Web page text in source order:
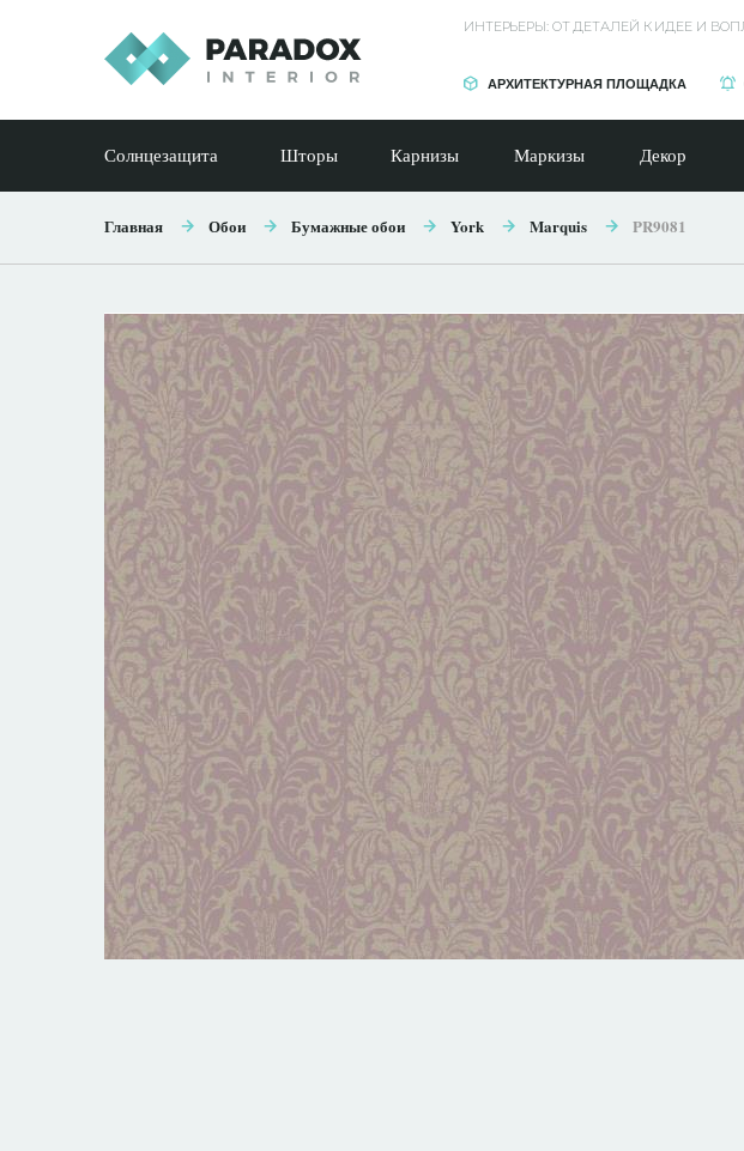
ИНТЕРЬЕРЫ: ОТ ДЕТАЛЕЙ К ИДЕЕ И
АРХИТЕКТУРНАЯ ПЛОЩАДКА
Солнцезащита Шторы Карнизы Маркизы Декор
Главная Обои Бумажные обои York Marquis PR9081